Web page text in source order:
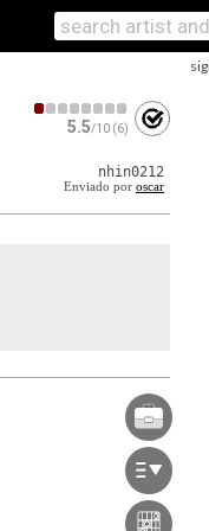
5.5/10 (6)
nhin0212
Enviado por oscar